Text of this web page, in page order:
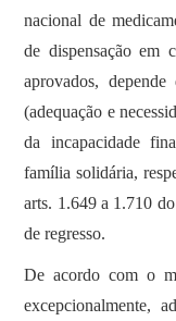
nacional de
de dispensação em
aprovados,
(adequação e
da incapacidade
família solidária,
arts. 1.649 a 1.710
de regresso.
De acordo com o
excepcionalmente,